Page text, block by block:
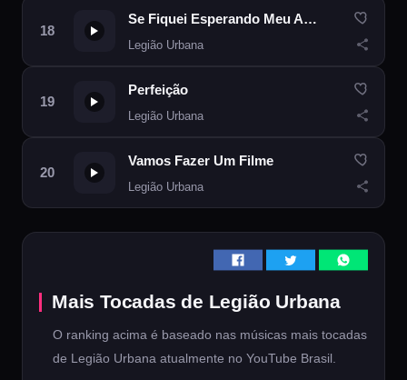
Se Fiquei Esperando Meu Amor Passar
Legião Urbana
Perfeição
Legião Urbana
Vamos Fazer Um Filme
Legião Urbana
Mais Tocadas de Legião Urbana
O ranking acima é baseado nas músicas mais tocadas
de Legião Urbana atualmente no YouTube Brasil.